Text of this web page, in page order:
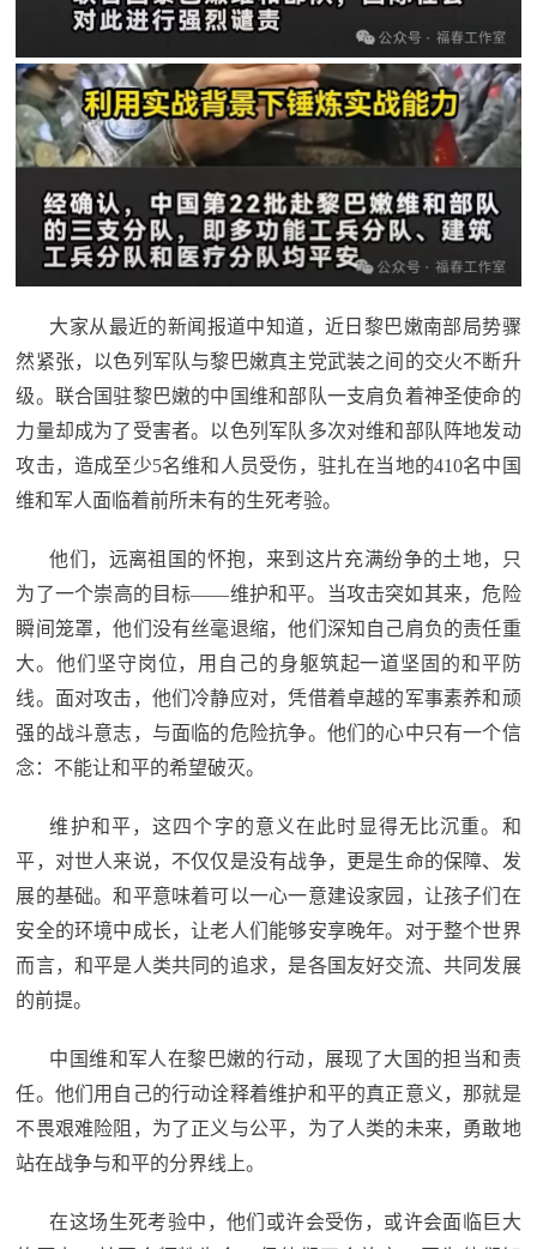
大家从最近的新闻报道中知道，近日黎巴嫩南部局势骤
然紧张，以色列军队与黎巴嫩真主党武装之间的交火不断升
级。联合国驻黎巴嫩的中国维和部队一支肩负着神圣使命的
力量却成为了受害者。以色列军队多次对维和部队阵地发动
攻击，造成至少5名维和人员受伤，驻扎在当地的410名中国
维和军人面临着前所未有的生死考验。
他们，远离祖国的怀抱，来到这片充满纷争的土地，只
为了一个崇高的目标——维护和平。当攻击突如其来，危险
瞬间笼罩，他们没有丝毫退缩，他们深知自己肩负的责任重
大。他们坚守岗位，用自己的身躯筑起一道坚固的和平防
线。面对攻击，他们冷静应对，凭借着卓越的军事素养和顽
强的战斗意志，与面临的危险抗争。他们的心中只有一个信
念：不能让和平的希望破灭。
维护和平，这四个字的意义在此时显得无比沉重。和
平，对世人来说，不仅仅是没有战争，更是生命的保障、发
展的基础。和平意味着可以一心一意建设家园，让孩子们在
安全的环境中成长，让老人们能够安享晚年。对于整个世界
而言，和平是人类共同的追求，是各国友好交流、共同发展
的前提。
中国维和军人在黎巴嫩的行动，展现了大国的担当和责
任。他们用自己的行动诠释着维护和平的真正意义，那就是
不畏艰难险阻，为了正义与公平，为了人类的未来，勇敢地
站在战争与和平的分界线上。
在这场生死考验中，他们或许会受伤，或许会面临巨大